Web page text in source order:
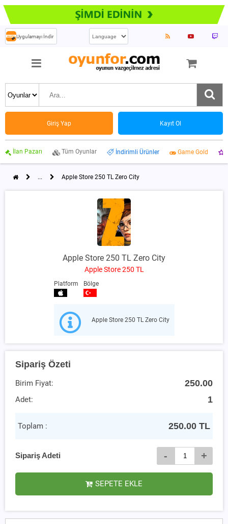
Uygulamayı İndir
Giriş Yap Kayıt Ol
İlan Pazarı Tüm Oyunlar İndirimli Ürünler Game Gold
... Apple Store 250 TL Zero City
Apple Store 250 TL Zero City
Apple Store 250 TL
Platform Bölge
Apple Store 250 TL Zero City
Sipariş Özeti
Birim Fiyat: 250.00
Adet: 1
Toplam : 250.00 TL
Sipariş Adeti - +
SEPETE EKLE